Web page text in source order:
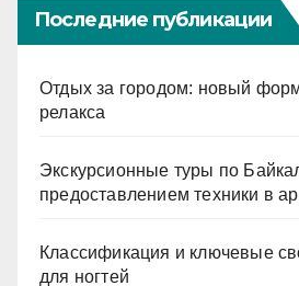
Последние публикации
Отдых за городом: новый
релакса
Экскурсионные туры по
предоставлением техники в
Классификация и ключевые
для ногтей